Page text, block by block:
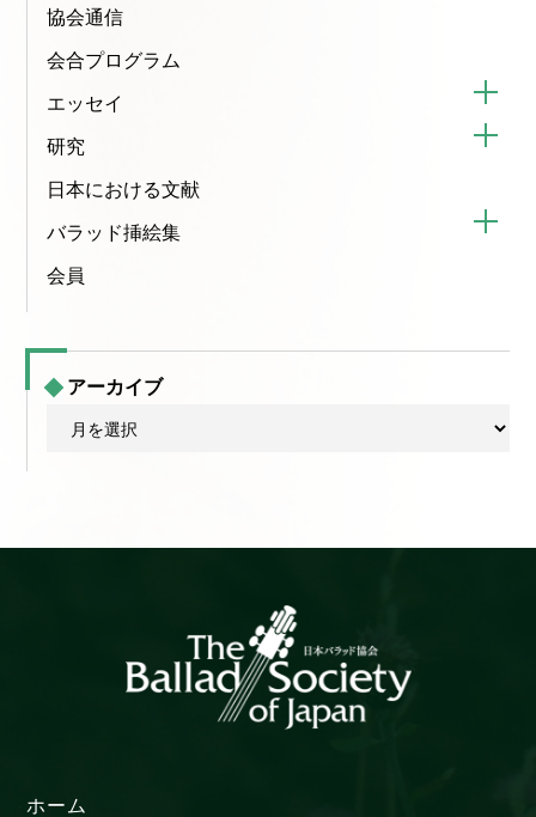
協会通信
会合プログラム
エッセイ
研究
日本における文献
バラッド挿絵集
会員
アーカイブ
ブ
ホーム